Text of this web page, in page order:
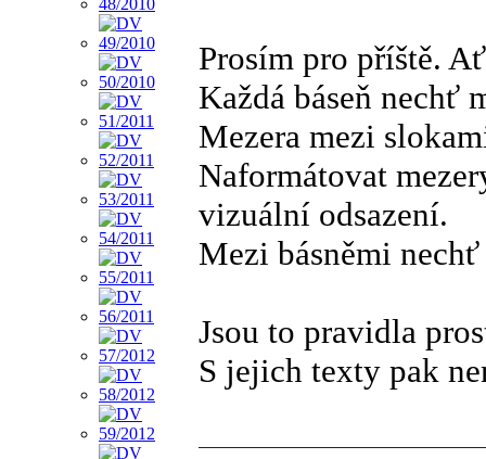
Prosím pro příště.
Každá báseň nechť
Mezera mezi
Naformátovat
vizuální odsazení.
Mezi básněmi
Jsou to pravidla
S jejich texty pak